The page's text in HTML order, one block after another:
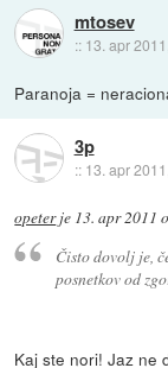
mtosev
:: 13. apr
Paranoja =
3p
:: 13. apr
opeterje 13. apr 2011
Čisto dovolj je,
posnetkov od
Kaj ste nori! Jaz ne